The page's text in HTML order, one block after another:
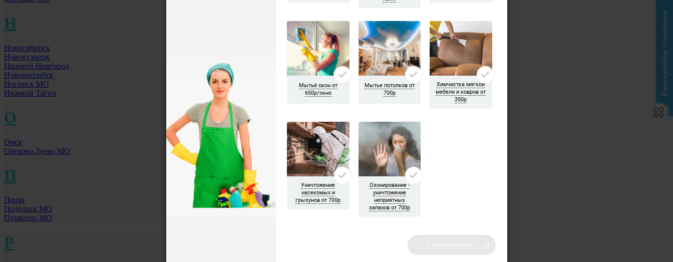
Н
Новосибирск
Новокузнецк
Нижний Новгород
Новороссийск
Ногинск МО
Нижний Тагил
О
Омск
Орехово-Зуево МО
П
Пенза
Подольск МО
Пушкино МО
Р
Калькулятор стоимости